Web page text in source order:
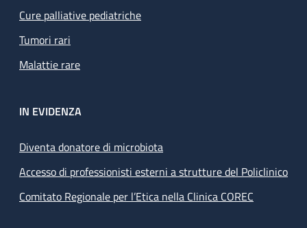
Cure palliative pediatriche
Tumori rari
Malattie rare
IN EVIDENZA
Diventa donatore di microbiota
Accesso di professionisti esterni a strutture del Policlinico
Comitato Regionale per l’Etica nella Clinica COREC